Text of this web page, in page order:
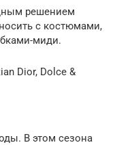
решением
с костюмами,
миди.
Dior, Dolce &
В этом сезона